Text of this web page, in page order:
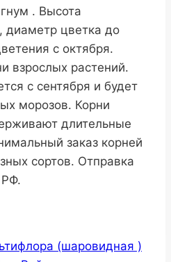
. Высота
диаметр цветка до
с октября.
взрослых растений.
с сентября и будет
морозов. Корни
длительные
заказ корней
сортов. Отправка
РФ.